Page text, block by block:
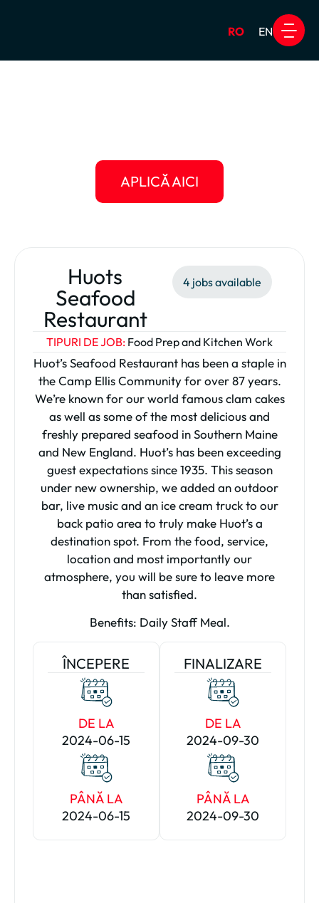
RO EN
APLICĂ AICI
Huots
Seafood
Restaurant
4 jobs available
TIPURI DE JOB: Food Prep and Kitchen Work
Huot’s Seafood Restaurant has been a staple in
the Camp Ellis Community for over 87 years.
We’re known for our world famous clam cakes
as well as some of the most delicious and
freshly prepared seafood in Southern Maine
and New England. Huot’s has been exceeding
guest expectations since 1935. This season
under new ownership, we added an outdoor
bar, live music and an ice cream truck to our
back patio area to truly make Huot’s a
destination spot. From the food, service,
location and most importantly our
atmosphere, you will be sure to leave more
than satisfied.
Benefits: Daily Staff Meal.
ÎNCEPERE
DE LA
2024-06-15
PÂNĂ LA
2024-06-15
FINALIZARE
DE LA
2024-09-30
PÂNĂ LA
2024-09-30